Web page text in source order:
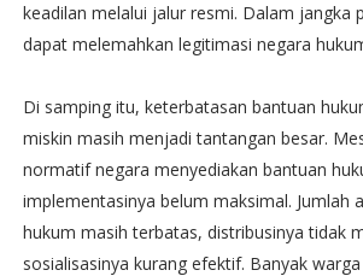
keadilan melalui jalur resmi. Dalam jangka
dapat melemahkan legitimasi negara
Di samping itu, keterbatasan bantuan
miskin masih menjadi tantangan besar.
normatif negara menyediakan bantuan
implementasinya belum maksimal. Jumlah
hukum masih terbatas, distribusinya tidak
sosialisasinya kurang efektif. Banyak